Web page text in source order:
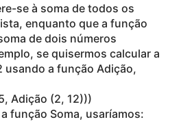
se à soma de todos os
enquanto que a função
de dois números
se quisermos calcular a
usando a função Adição,
Adição (2, 12)))
função Soma, usaríamos: